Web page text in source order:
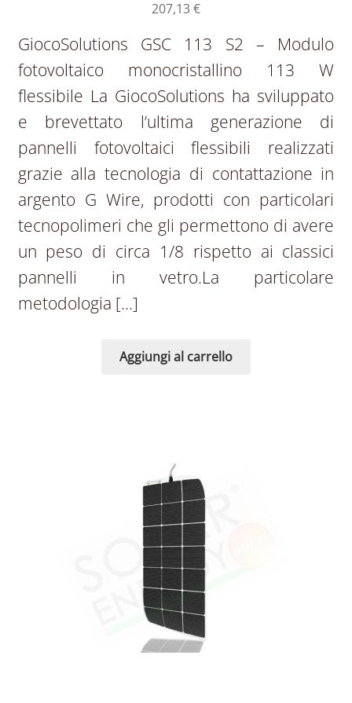
207,13€
GiocoSolutions GSC 113 S2 – Modulo
fotovoltaico monocristallino 113 W
flessibile La GiocoSolutions ha sviluppato
e brevettato l’ultima generazione di
pannelli fotovoltaici flessibili realizzati
grazie alla tecnologia di contattazione in
argento G Wire, prodotti con particolari
tecnopolimeri che gli permettono di avere
un peso di circa 1/8 rispetto ai classici
pannelli in vetro.La particolare
metodologia […]
Aggiungi al carrello